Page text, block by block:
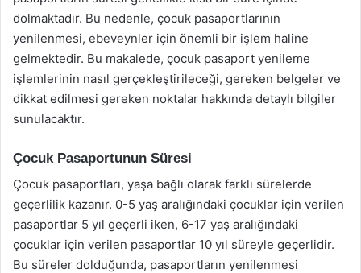
dolmaktadır. Bu nedenle, çocuk pasaportlarının
yenilenmesi, ebeveynler için önemli bir işlem haline
gelmektedir. Bu makalede, çocuk pasaport yenileme
işlemlerinin nasıl gerçekleştirileceği, gereken belgeler ve
dikkat edilmesi gereken noktalar hakkında detaylı bilgiler
sunulacaktır.
Çocuk Pasaportunun Süresi
Çocuk pasaportları, yaşa bağlı olarak farklı sürelerde
geçerlilik kazanır. 0-5 yaş aralığındaki çocuklar için verilen
pasaportlar 5 yıl geçerli iken, 6-17 yaş aralığındaki
çocuklar için verilen pasaportlar 10 yıl süreyle geçerlidir.
Bu süreler dolduğunda, pasaportların yenilenmesi